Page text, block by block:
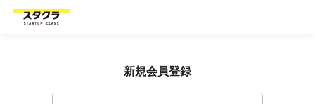
新規会員登録